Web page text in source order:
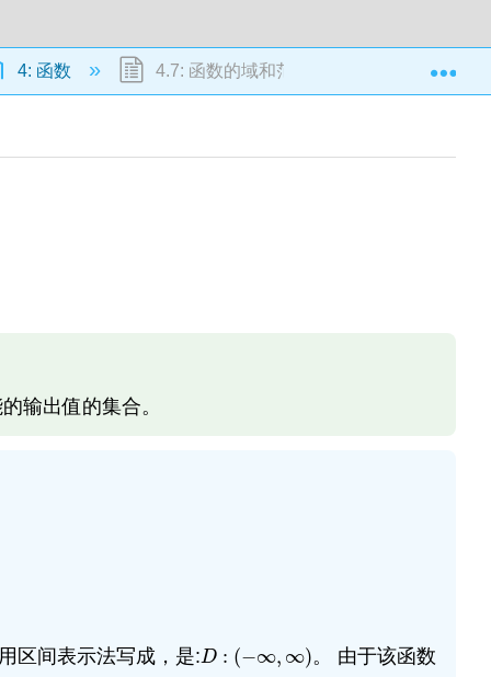
4: 函数 4.7: 函数的域和范围
输出值的集合。
区间表示法写成，是:D : (−∞, ∞)
D: (−∞,∞) 。 由于该函数